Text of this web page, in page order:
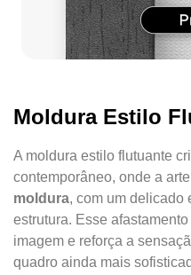
Moldura Estilo
A moldura estilo flutuante
contemporâneo, onde a
moldura, com um delicado
estrutura. Esse
imagem e reforça a
quadro ainda mais